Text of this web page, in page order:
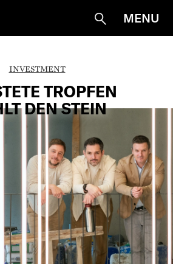
Suche
MENU
INVESTMENT
TROPFEN
DEN STEIN